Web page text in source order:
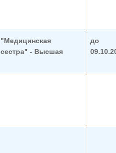
"Медицинская
сестра" - Высшая
до